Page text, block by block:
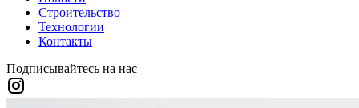
Строительство
Технологии
Контакты
Подписывайтесь на нас